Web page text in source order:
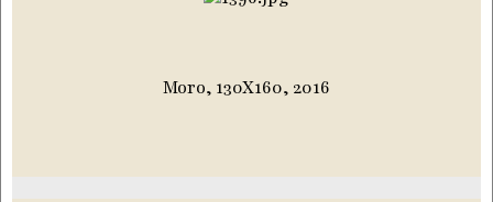
Moro, 130X160, 2016